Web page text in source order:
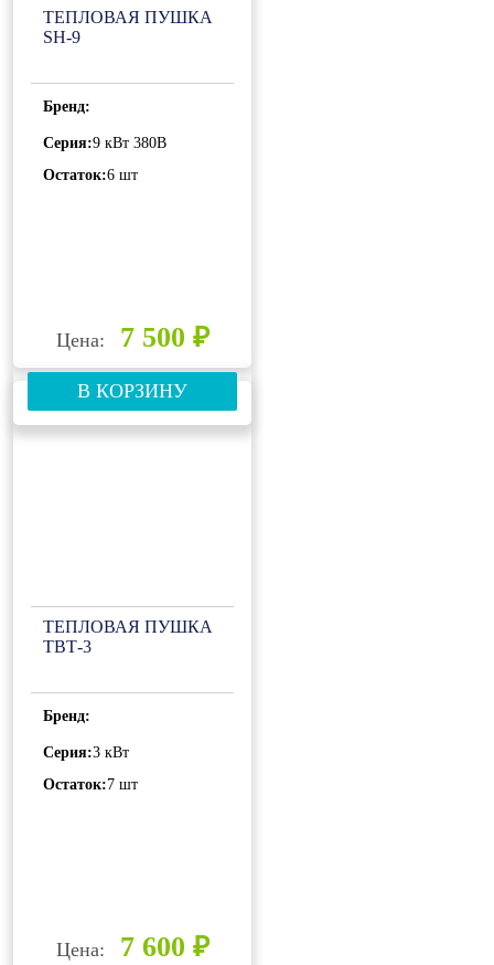
ТЕПЛОВАЯ ПУШКА
SH-9
Бренд:
Серия:9 кВт 380В
Остаток:6 шт
Цена: 7 500 ₽
В КОРЗИНУ
ТЕПЛОВАЯ ПУШКА
ТВТ-3
Бренд:
Серия:3 кВт
Остаток:7 шт
Цена: 7 600 ₽